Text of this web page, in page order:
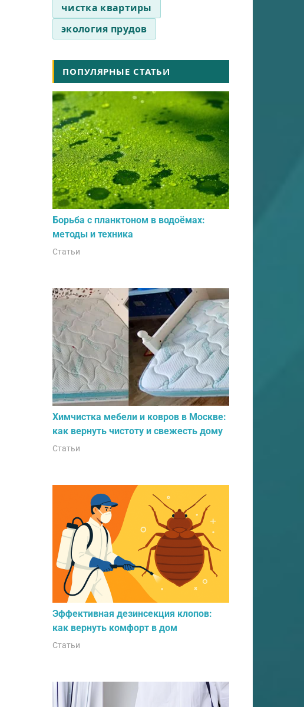
чистка квартиры
экология прудов
ПОПУЛЯРНЫЕ СТАТЬИ
Борьба с планктоном в водоёмах:
методы и техника
Статьи
Химчистка мебели и ковров в Москве:
как вернуть чистоту и свежесть дому
Статьи
Эффективная дезинсекция клопов:
как вернуть комфорт в дом
Статьи